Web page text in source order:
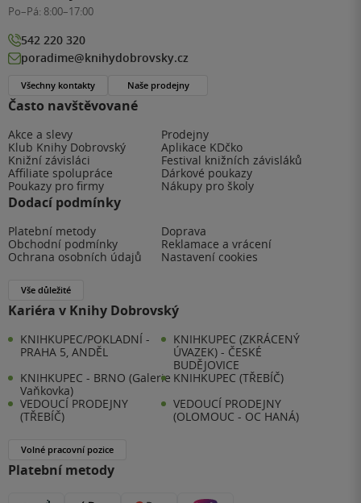
Často navštěvované
Akce a slevy
Prodejny
Klub Knihy Dobrovský
Aplikace KDčko
Knižní závisláci
Festival knižních závisláků
Affiliate spolupráce
Dárkové poukazy
Poukazy pro firmy
Nákupy pro školy
Dodací podmínky
Platební metody
Doprava
Obchodní podmínky
Reklamace a vrácení
Ochrana osobních údajů
Nastavení cookies
Vše důležité
Kariéra v Knihy Dobrovský
KNIHKUPEC/POKLADNÍ -
PRAHA 5, ANDĚL
KNIHKUPEC (ZKRÁCENÝ
ÚVAZEK) - ČESKÉ
BUDĚJOVICE
KNIHKUPEC - BRNO (Galerie
Vaňkovka)
KNIHKUPEC (TŘEBÍČ)
VEDOUCÍ PRODEJNY
(TŘEBÍČ)
VEDOUCÍ PRODEJNY
(OLOMOUC - OC HANÁ)
Volné pracovní pozice
Platební metody
Po–Pá: 8:00–17:00
542 220 320
poradime@knihydobrovsky.cz
Všechny kontakty Naše prodejny